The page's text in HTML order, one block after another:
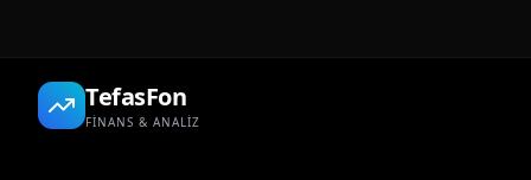
TefasFon
FİNANS & ANALİZ